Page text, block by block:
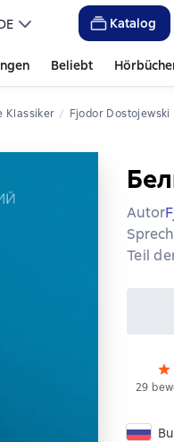
Katalog
Beliebt
Klassiker Fjodor Dostojewski
Autor
Teil
29